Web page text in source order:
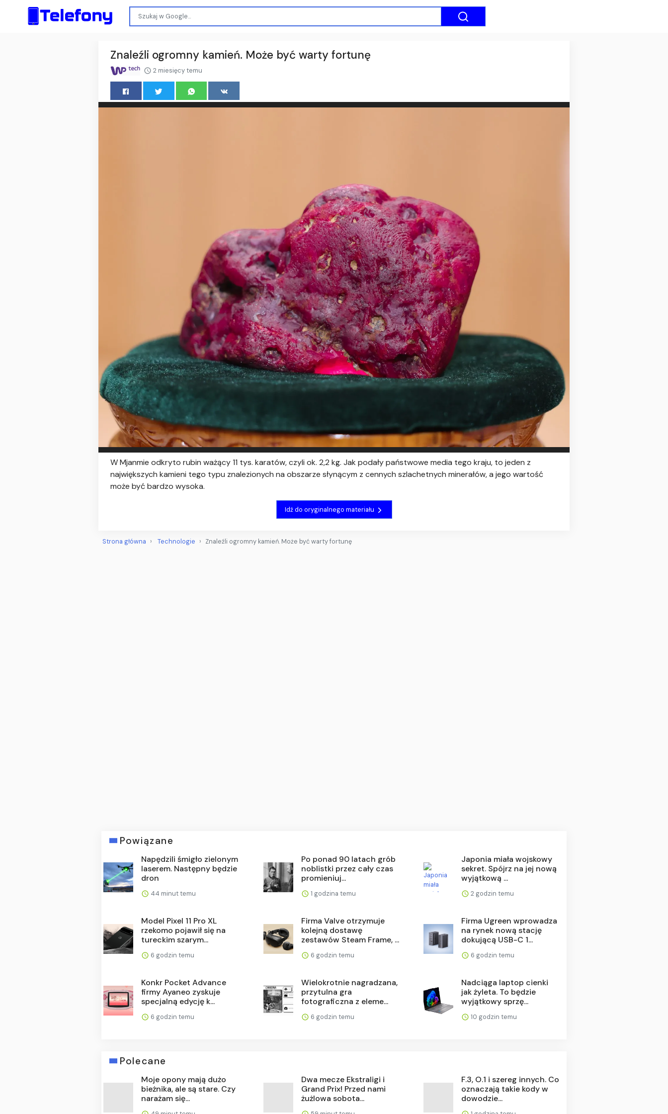
Znaleźli ogromny kamień. Może być warty fortunę
2 miesięcy temu
W Mjanmie odkryto rubin ważący 11 tys. karatów, czyli ok. 2,2 kg. Jak podały państwowe media tego kraju, to jeden z
największych kamieni tego typu znalezionych na obszarze słynącym z cennych szlachetnych minerałów, a jego wartość
może być bardzo wysoka.
Idź do oryginalnego materiału
Strona główna Technologie Znaleźli ogromny kamień. Może być warty fortunę
Powiązane
Napędzili śmigło zielonym
laserem. Następny będzie
dron
44 minut temu
Po ponad 90 latach grób
noblistki przez cały czas
promieniuj...
1 godzina temu
Japonia miała wojskowy
sekret. Spójrz na jej nową
wyjątkową ...
2 godzin temu
Model Pixel 11 Pro XL
rzekomo pojawił się na
tureckim szarym...
6 godzin temu
Firma Valve otrzymuje
kolejną dostawę
zestawów Steam Frame, ...
6 godzin temu
Firma Ugreen wprowadza
na rynek nową stację
dokującą USB-C 1...
6 godzin temu
Konkr Pocket Advance
firmy Ayaneo zyskuje
specjalną edycję k...
6 godzin temu
Wielokrotnie nagradzana,
przytulna gra
fotograficzna z eleme...
6 godzin temu
Nadciąga laptop cienki
jak żyleta. To będzie
wyjątkowy sprzę...
10 godzin temu
Polecane
Moje opony mają dużo
bieżnika, ale są stare. Czy
narażam się...
Dwa mecze Ekstraligi i
Grand Prix! Przed nami
żużlowa sobota...
F.3, O.1 i szereg innych. Co
oznaczają takie kody w
dowodzie...